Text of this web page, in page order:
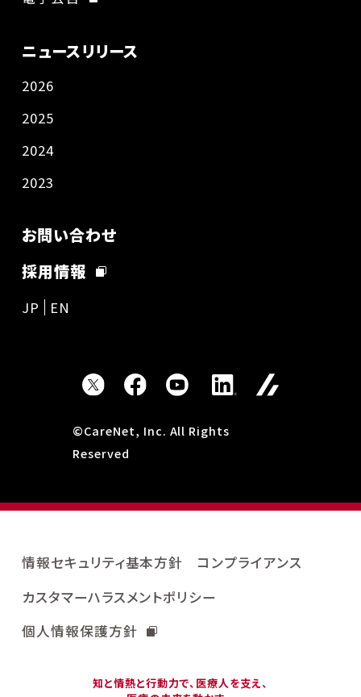
ニュースリリース
2026
2025
2024
2023
お問い合わせ
採用情報
JP EN
©CareNet, Inc. All Rights
Reserved
知と情熱と行動力で、医療人を支え、
情報セキュリティ基本方針
コンプライアンス
カスタマーハラスメントポリシー
個人情報保護方針